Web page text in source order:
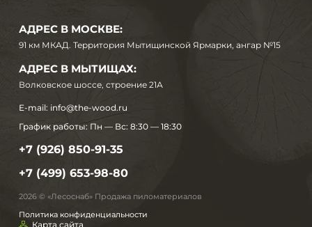
АДРЕС В МОСКВЕ:
91 км МКАД. Территория Мытищинской Ярмарки, ангар №15
АДРЕС В МЫТИЩАХ:
Волковское шоссе, строение 21А
E-mail: info@the-wood.ru
График работы: Пн — Вс: 8:30 — 18:30
+7 (926) 850-91-35
+7 (499) 653-98-80
2026 © «Лесоснаб» Продажа пиломатериалов
Политика конфиденциальности
Карта сайта